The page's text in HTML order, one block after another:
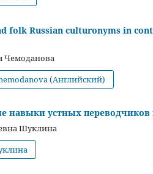
folk Russian culturonyms in
Чемоданова
(Английский)
навыки устных переводчиков
Шуклина